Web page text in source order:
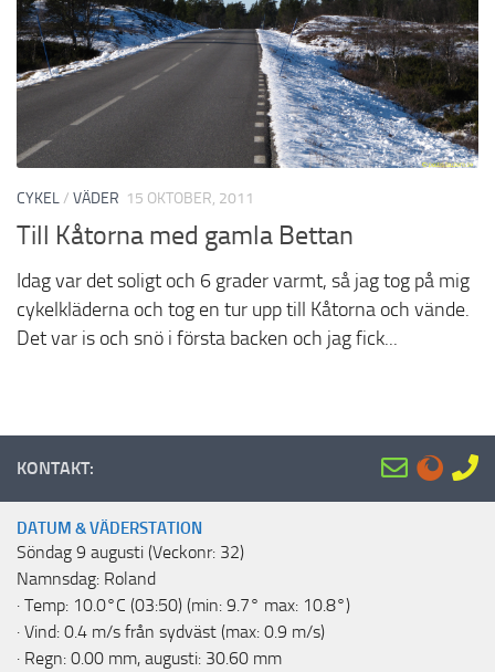
CYKEL/ VÄDER 15 OKTOBER, 2011
Till Kåtorna med gamla Bettan
Idag var det soligt och 6 grader varmt, så jag tog på mig
cykelkläderna och tog en tur upp till Kåtorna och vände.
Det var is och snö i första backen och jag fick...
KONTAKT:
DATUM & VÄDERSTATION
Söndag 9 augusti (Veckonr: 32)
Namnsdag: Roland
· Temp: 10.0°C (03:50) (min: 9.7° max: 10.8°)
· Vind: 0.4 m/s från sydväst (max: 0.9 m/s)
· Regn: 0.00 mm, augusti: 30.60 mm